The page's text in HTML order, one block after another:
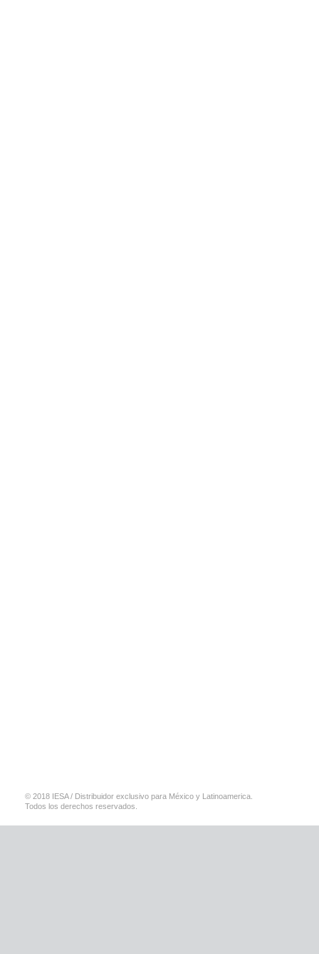
© 2018 IESA / Distribuidor exclusivo para México y Latinoamerica.
Todos los derechos reservados.